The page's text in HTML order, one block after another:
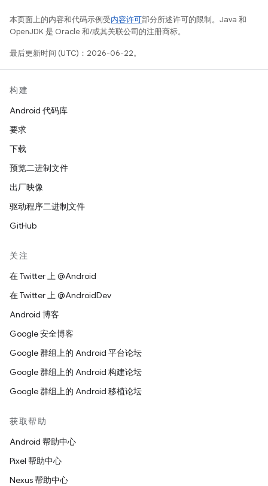
本页面上的内容和代码示例受内容许可部分所述许可的限制。Java 和
OpenJDK 是 Oracle 和/或其关联公司的注册商标。
最后更新时间 (UTC)：2026-06-22。
构建
Android 代码库
要求
下载
预览二进制文件
出厂映像
驱动程序二进制文件
GitHub
关注
在 Twitter 上 @Android
在 Twitter 上 @AndroidDev
Android 博客
Google 安全博客
Google 群组上的 Android 平台论坛
Google 群组上的 Android 构建论坛
Google 群组上的 Android 移植论坛
获取帮助
Android 帮助中心
Pixel 帮助中心
Nexus 帮助中心